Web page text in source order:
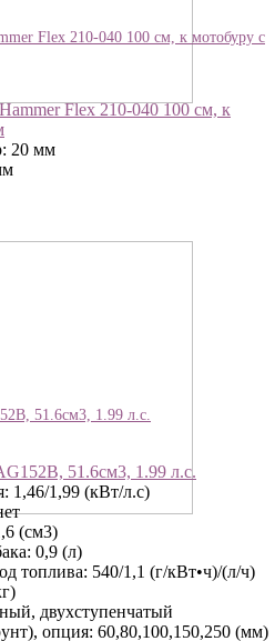
Flex 210-040 100 см, к мотобуру с
Flex 210-040 100 см, к
20 мм
51.6см3, 1.99 л.с.
51.6см3, 1.99 л.с.
1,46/1,99 (кВт/л.с)
(см3)
0,9 (л)
топлива: 540/1,1 (г/кВт•ч)/(л/ч)
двухступенчатый
опция: 60,80,100,150,250 (мм)